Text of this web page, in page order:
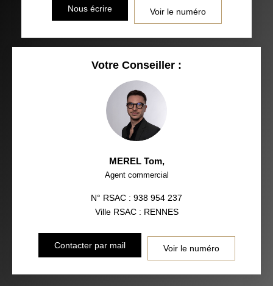
Nous écrire Voir le numéro
Votre Conseiller :
MEREL Tom,
Agent commercial
N° RSAC : 938 954 237
Ville RSAC : RENNES
Contacter par mail Voir le numéro